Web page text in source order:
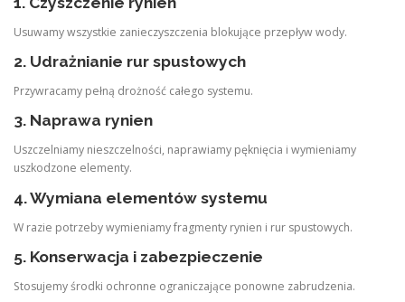
Usuwamy wszystkie zanieczyszczenia blokujące przepływ wody.
2. Udrażnianie rur spustowych
Przywracamy pełną drożność całego systemu.
3. Naprawa rynien
Uszczelniamy nieszczelności, naprawiamy pęknięcia i wymieniamy
uszkodzone elementy.
4. Wymiana elementów systemu
W razie potrzeby wymieniamy fragmenty rynien i rur spustowych.
5. Konserwacja i zabezpieczenie
Stosujemy środki ochronne ograniczające ponowne zabrudzenia.